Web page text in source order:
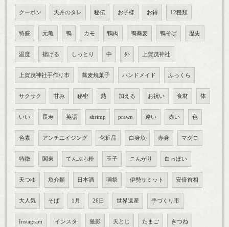
クーポン 天丼のタレ 秘伝 お子様 お得 12種類
特盛 元亀 鴨 カモ 鴨肉 鴨蕎麦 鴨そば 歴史
温度 揚げる しっとり 中 外 上賀茂神社
上賀茂神社手作り市 蕎麦焼菓子 ハンドメイド ふっくら
サクサク 甘み 秘密 熱 加える お祝い 食材 体
いい 長寿 英語 shrimp prawn 違い 赤い 色
色素 アンチエイジング 化粧品 白身魚 赤身 マグロ
特徴 関東 てんぷら粉 玉子 こんがり 白っぽい
天つゆ 魚介類 日本酒 獺祭 伊勢サミット 安倍首相
大人気 そば 1月 26日 世界遺産 手づくり市
Instagram インスタ 撮影 天とじ たまご きつね